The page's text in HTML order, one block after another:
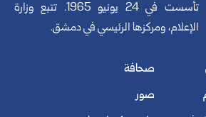
تأسست في 24 يونيو 1965. تتبع وزارة
الإعلام، ومركزها الرئيسي في دمشق.
صحافة
صور